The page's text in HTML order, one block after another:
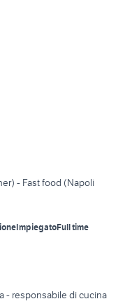
- Fast food (Napoli
ImpiegatoFull time
- responsabile di cucina